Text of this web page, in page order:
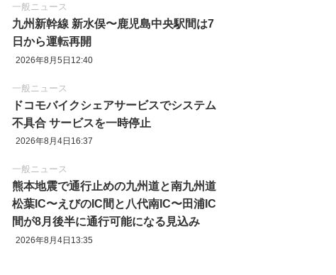
一般ニュース
九州新幹線 新水俣〜鹿児島中央駅間は7
日から運転再開
2026年8月5日12:40
一般ニュース
ドコモバイクシェアサービスでシステム
不具合 サービスを一時停止
2026年8月4日16:37
一般ニュース
熊本地震で通行止めの九州道と南九州道
松葉IC〜えびのIC間と八代南IC〜田浦IC
間が8月後半に通行可能になる見込み
2026年8月4日13:35